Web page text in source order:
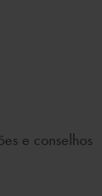
e conselhos